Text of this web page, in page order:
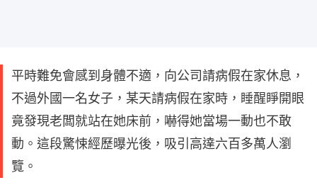
平時難免會感到身體不適，向公司請病假在家休息，
不過外國一名女子，某天請病假在家時，睡醒睜開眼
竟發現老闆就站在她床前，嚇得她當場一動也不敢
動。這段驚悚經歷曝光後，吸引高達六百多萬人瀏
覽。